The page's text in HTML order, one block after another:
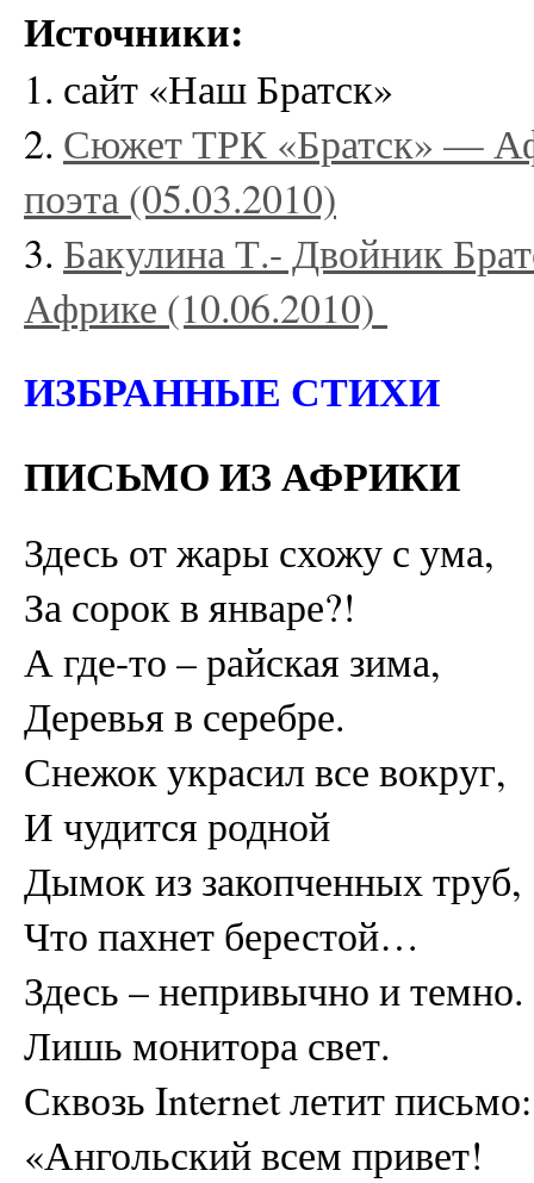
Источники:
1. сайт «Наш Братск»
2. Сюжет ТРК «Братск» —
поэта (05.03.2010)
3. Бакулина Т.- Двойник
Африке (10.06.2010)
ИЗБРАННЫЕ СТИХИ
ПИСЬМО ИЗ АФРИКИ
Здесь от жары схожу с ума,
За сорок в январе?!
А где-то – райская зима,
Деревья в серебре.
Снежок украсил все вокруг,
И чудится родной
Дымок из закопченных труб,
Что пахнет берестой…
Здесь – непривычно и темно.
Лишь монитора свет.
Сквозь Internet летит письмо:
«Ангольский всем привет!